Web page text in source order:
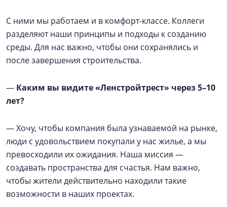
С ними мы работаем и в комфорт-классе. Коллеги
разделяют наши принципы и подходы к созданию
среды. Для нас важно, чтобы они сохранялись и
после завершения строительства.
— Каким вы видите «Ленстройтрест» через 5–10
лет?
— Хочу, чтобы компания была узнаваемой на рынке,
люди с удовольствием покупали у нас жилье, а мы
превосходили их ожидания. Наша миссия —
создавать пространства для счастья. Нам важно,
чтобы жители действительно находили такие
возможности в наших проектах.